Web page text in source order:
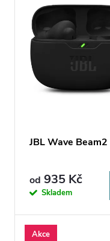
u
o
JBL Wave Beam2
od 935 Kč
Skladem
Akce